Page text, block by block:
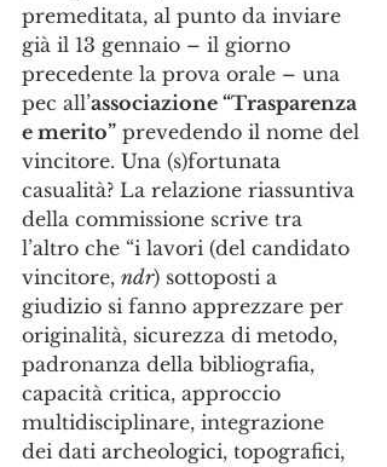
premeditata, al punto da inviare
già il 13 gennaio – il giorno
precedente la prova orale – una
pec all’associazione “Trasparenza
e merito” prevedendo il nome del
vincitore. Una (s)fortunata
casualità? La relazione riassuntiva
della commissione scrive tra
l’altro che “i lavori (del candidato
vincitore, ndr) sottoposti a
giudizio si fanno apprezzare per
originalità, sicurezza di metodo,
padronanza della bibliografia,
capacità critica, approccio
multidisciplinare, integrazione
dei dati archeologici, topografici,